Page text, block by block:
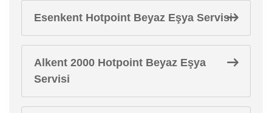
Esenkent Hotpoint Beyaz Eşya Servisi
Alkent 2000 Hotpoint Beyaz Eşya
Servisi